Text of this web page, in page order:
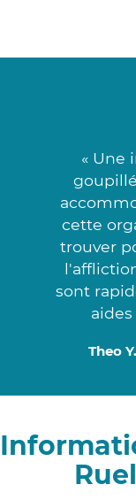
« Une
cette
trouver
sont
Theo Y.